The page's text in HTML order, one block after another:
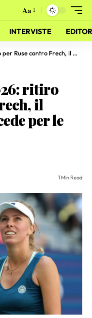
Aa
INTERVISTE
il motivo e cosa succede per le scommesse
ritiro
il
per le
1 Min Read